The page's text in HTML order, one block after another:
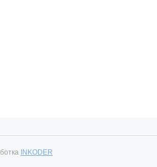
INKODER